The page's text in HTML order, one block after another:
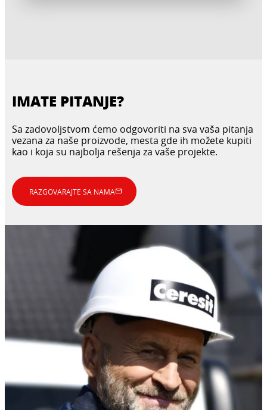
IMATE PITANJE?
Sa zadovoljstvom ćemo odgovoriti na sva vaša pitanja
vezana za naše proizvode, mesta gde ih možete kupiti
kao i koja su najbolja rešenja za vaše projekte.
RAZGOVARAJTE SA NAMA